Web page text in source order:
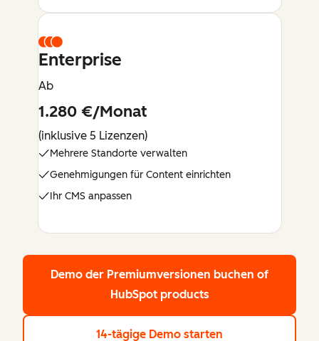
Enterprise
Ab
1.280 €/Monat
(inklusive 5 Lizenzen)
Mehrere Standorte verwalten
Genehmigungen für Content einrichten
Ihr CMS anpassen
Demo der Premiumversionen buchen of
HubSpot products
14-tägige Demo starten